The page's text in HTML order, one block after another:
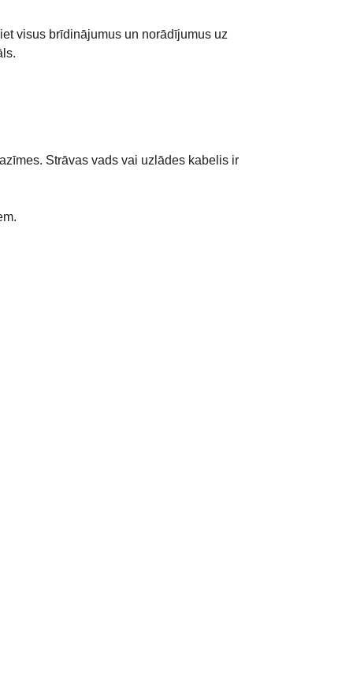
visus brīdinājumus un norādījumus uz
Strāvas vads vai uzlādes kabelis ir